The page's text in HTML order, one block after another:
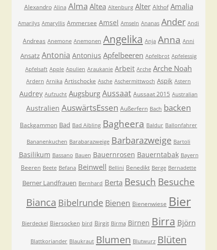
Alexandro Alina Alma Altea Altenburg Alter Althof Amalia
Amarilys Amaryllis Ammersee Amsel Amseln Ananas Ander Andi
Andreas Anemone Anemonen Angelika Anja Anna Anni
Ansatz Antonia Antonius Apfelbeeren Apfelbrot Apfelessig
Apfelsaft Apple Apulien Araukanie Arbeit Arche Arche Noah
Ardern Arnika Artischocke Asche Aschermittwoch Aspik Astern
Audrey Aufzucht Augsburg Aussaat Aussaat 2015 Australian
Australien AuswärtsEssen Außerfern Bach backen
Backgammon Bad Bad Aibling Bagheera Baldur Ballonfahrer
Bananenkuchen Barabarazweige Barbarazweige Bartoli
Basilikum Bassano Bauen Bauernrosen Bauerntabak Bayern
Beeren Beete Befana Beinwell Bellini Benedikt Berge Bernadette
Berner Landfrauen Bernhard Berta Besuch Besuche
Bianca Bibelrunde Bienen Bienenwiese Bier
Bierdeckel Biersocken bird Birgit Birma Birnen Birra Björn
Blattkoriander Blaukraut Blumen Blutwurz Blüten